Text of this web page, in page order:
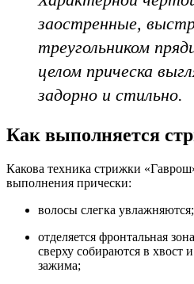
заостренные,
треугольником
целом прическа
задорно и стильно.
Как выполняется
Какова техника стрижки
выполнения прически:
волосы слегка увлажняются;
отделяется фронтальная
сверху собираются в
зажима;